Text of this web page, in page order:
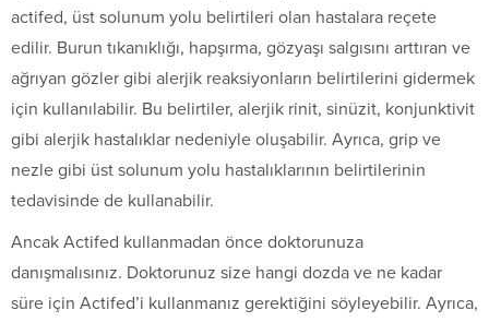
actifed, üst solunum yolu belirtileri olan hastalara reçete
edilir. Burun tıkanıklığı, hapşırma, gözyaşı salgısını arttıran ve
ağrıyan gözler gibi alerjik reaksiyonların belirtilerini gidermek
için kullanılabilir. Bu belirtiler, alerjik rinit, sinüzit, konjunktivit
gibi alerjik hastalıklar nedeniyle oluşabilir. Ayrıca, grip ve
nezle gibi üst solunum yolu hastalıklarının belirtilerinin
tedavisinde de kullanabilir.
Ancak Actifed kullanmadan önce doktorunuza
danışmalısınız. Doktorunuz size hangi dozda ve ne kadar
süre için Actifed’i kullanmanız gerektiğini söyleyebilir. Ayrıca,